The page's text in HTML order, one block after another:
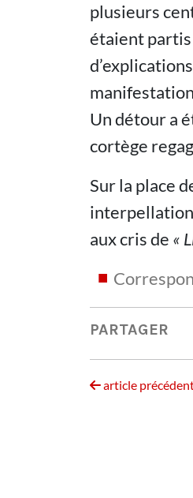
plusieurs
étaient partis
Un détour a
cortège
Sur la place
aux cris de «
PARTAGER
article